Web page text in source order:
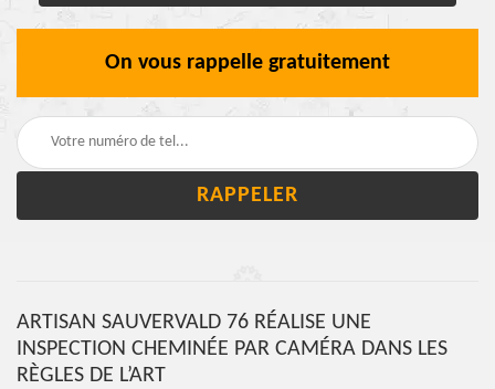
On vous rappelle gratuitement
ARTISAN SAUVERVALD 76 RÉALISE UNE
INSPECTION CHEMINÉE PAR CAMÉRA DANS LES
RÈGLES DE L’ART